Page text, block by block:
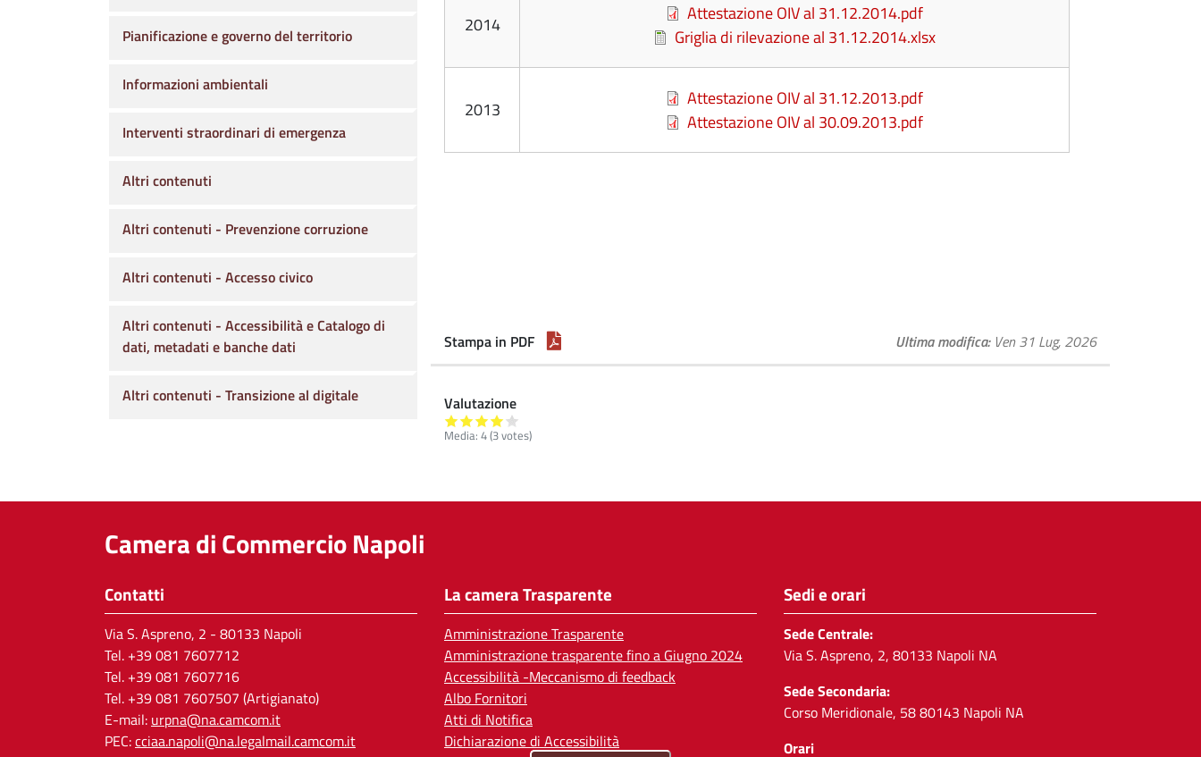
2014
Attestazione OIV al 31.12.2014.pdf
Griglia di rilevazione al 31.12.2014.xlsx
2013
Attestazione OIV al 31.12.2013.pdf
Attestazione OIV al 30.09.2013.pdf
Stampa in PDF Ultima modifica Ven 31 Lug, 2026
Valutazione
Media: 4(3votes)
Pianificazione e governo del territorio
Informazioni ambientali
Interventi straordinari di emergenza
Altri contenuti
Altri contenuti - Prevenzione corruzione
Altri contenuti - Accesso civico
Altri contenuti - Accessibilità e Catalogo di
dati, metadati e banche dati
Altri contenuti - Transizione al digitale
Camera di Commercio Napoli
Contatti
Via S. Aspreno, 2 - 80133 Napoli
Tel. +39 081 7607712
Tel. +39 081 7607716
Tel. +39 081 7607507 (Artigianato)
E-mail: urpna@na.camcom.it
PEC:cciaa.napoli@na.legalmail.camcom.it
La camera Trasparente
Amministrazione Trasparente
Amministrazione trasparente fino a Giugno 2024
Accessibilità -Meccanismo di feedback
Albo Fornitori
Atti di Notifica
Dichiarazione di Accessibilità
Sedi e orari
Sede Centrale:
Via S. Aspreno, 2, 80133 Napoli NA
Sede Secondaria:
Corso Meridionale, 58 80143 Napoli NA
Orari